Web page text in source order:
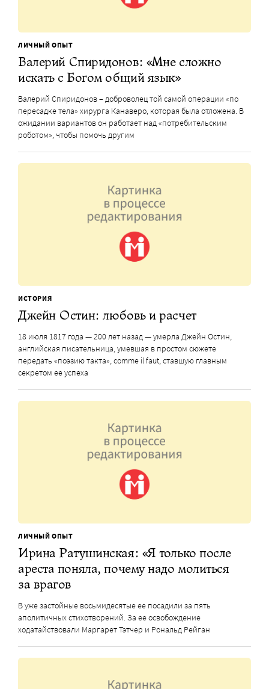
ЛИЧНЫЙ ОПЫТ
Валерий Спиридонов: «Мне сложно
искать с Богом общий язык»
Валерий Спиридонов – доброволец той самой операции «по
пересадке тела» хирурга Канаверо, которая была отложена. В
ожидании вариантов он работает над «потребительским
роботом», чтобы помочь другим
ИСТОРИЯ
Джейн Остин: любовь и расчет
18 июля 1817 года — 200 лет назад — умерла Джейн Остин,
английская писательница, умевшая в простом сюжете
передать «поэзию такта», comme il faut, ставшую главным
секретом ее успеха
ЛИЧНЫЙ ОПЫТ
Ирина Ратушинская: «Я только после
ареста поняла, почему надо молиться
за врагов
В уже застойные восьмидесятые ее посадили за пять
аполитичных стихотворений. За ее освобождение
ходатайствовали Маргарет Тэтчер и Рональд Рейган